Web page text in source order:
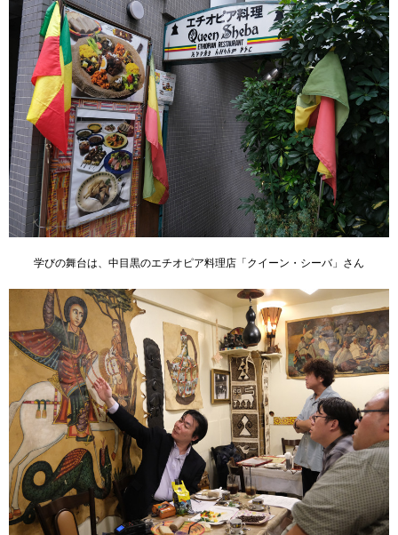
学びの舞台は、中目黒のエチオピア料理店「クイーン・シーバ」さん